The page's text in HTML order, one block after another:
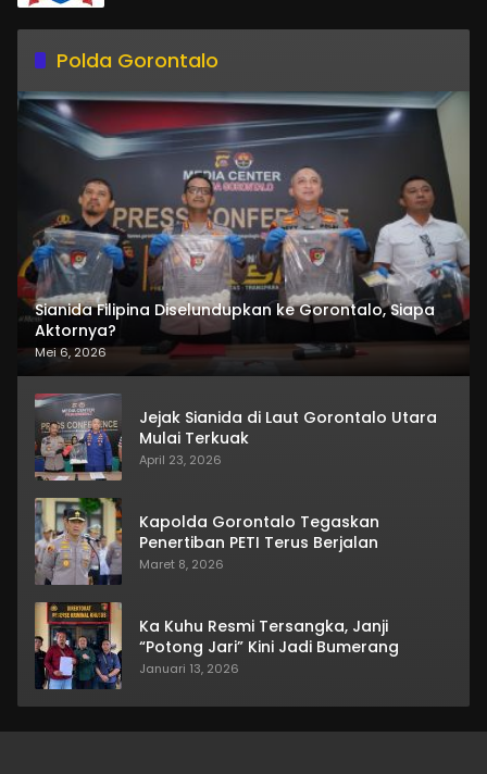
Polda Gorontalo
Sianida Filipina Diselundupkan ke Gorontalo, Siapa
Aktornya?
Mei 6, 2026
Jejak Sianida di Laut Gorontalo Utara
Mulai Terkuak
April 23, 2026
Kapolda Gorontalo Tegaskan
Penertiban PETI Terus Berjalan
Maret 8, 2026
Ka Kuhu Resmi Tersangka, Janji
“Potong Jari” Kini Jadi Bumerang
Januari 13, 2026